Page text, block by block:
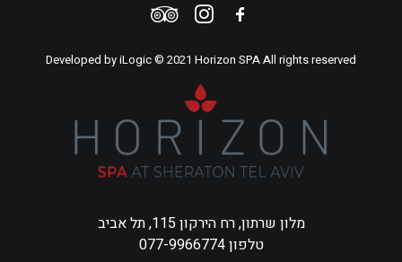
Developed byiLogic© 2021 Horizon SPA All rights reserved
מלון שרתון, רח הירקון 115, תל אביב
טלפון 077-9966774